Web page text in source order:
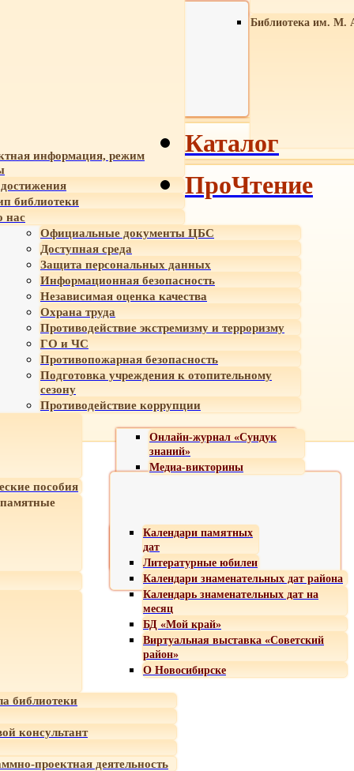
Библиотека им. М.
информация, режим
библиотеки
нас
Официальные документы ЦБС
Доступная среда
Защита персональных данных
Информационная безопасность
Независимая оценка качества
Охрана труда
Противодействие экстремизму и терроризму
ГО и ЧС
Противопожарная безопасность
Подготовка учреждения к отопительному
сезону
Противодействие коррупции
Онлайн-журнал «Сундук
знаний»
Медиа-викторины
пособия
Календари памятных
дат
Литературные юбилеи
Календари знаменательных дат района
Календарь знаменательных дат на
месяц
БД «Мой край»
Виртуальная выставка «Советский
район»
О Новосибирске
библиотеки
консультант
проектная деятельность
Каталог
ПроЧтение